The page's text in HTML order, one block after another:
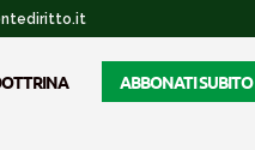
ABBONATI SUBITO